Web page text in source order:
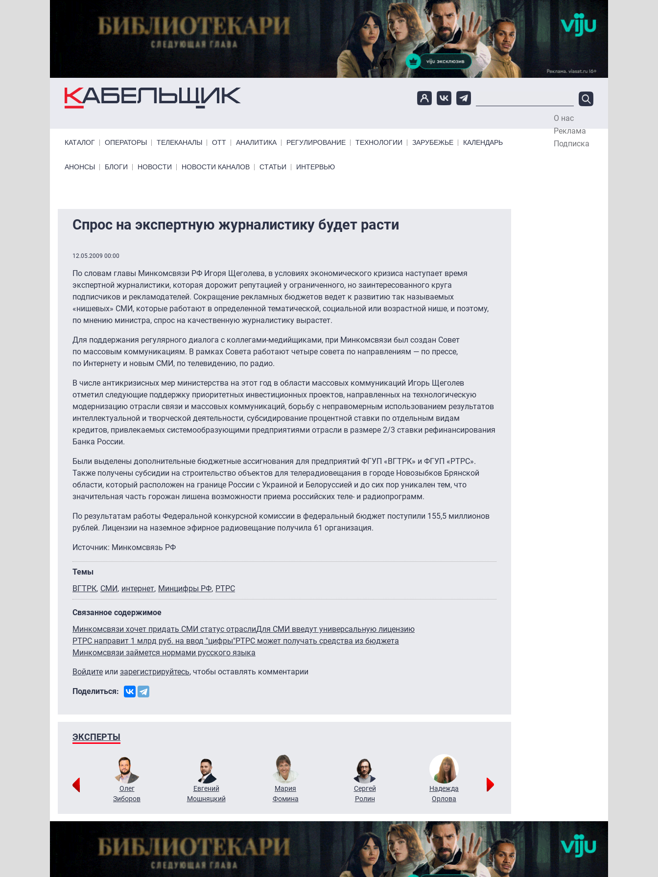
О нас
Реклама
Подписка
КАТАЛОГ ОПЕРАТОРЫ ТЕЛЕКАНАЛЫ ОТТ АНАЛИТИКА РЕГУЛИРОВАНИЕ ТЕХНОЛОГИИ ЗАРУБЕЖЬЕ КАЛЕНДАРЬ
Primary links bottom
АНОНСЫ БЛОГИ НОВОСТИ НОВОСТИ КАНАЛОВ СТАТЬИ ИНТЕРВЬЮ
Спрос на экспертную журналистику будет расти
12.05.2009 00:00
По словам главы Минкомсвязи РФ Игоря Щеголева, в условиях экономического кризиса наступает время
экспертной журналистики, которая дорожит репутацией у ограниченного, но заинтересованного круга
подписчиков и рекламодателей. Сокращение рекламных бюджетов ведет к развитию так называемых
«нишевых» СМИ, которые работают в определенной тематической, социальной или возрастной нише, и поэтому,
по мнению министра, спрос на качественную журналистику вырастет.
Для поддержания регулярного диалога с коллегами-медийщиками, при Минкомсвязи был создан Совет
по массовым коммуникациям. В рамках Совета работают четыре совета по направлениям — по прессе,
по Интернету и новым СМИ, по телевидению, по радио.
В числе антикризисных мер министерства на этот год в области массовых коммуникаций Игорь Щеголев
отметил следующие поддержку приоритетных инвестиционных проектов, направленных на технологическую
модернизацию отрасли связи и массовых коммуникаций, борьбу с неправомерным использованием результатов
интеллектуальной и творческой деятельности, субсидирование процентной ставки по отдельным видам
кредитов, привлекаемых системообразующими предприятиями отрасли в размере 2/3 ставки рефинансирования
Банка России.
Были выделены дополнительные бюджетные ассигнования для предприятий ФГУП «ВГТРК» и ФГУП «РТРС».
Также получены субсидии на строительство объектов для телерадиовещания в городе Новозыбков Брянской
области, который расположен на границе России с Украиной и Белоруссией и до сих пор уникален тем, что
значительная часть горожан лишена возможности приема российских теле- и радиопрограмм.
По результатам работы Федеральной конкурсной комиссии в федеральный бюджет поступили 155,5 миллионов
рублей. Лицензии на наземное эфирное радиовещание получила 61 организация.
Источник: Минкомсвязь РФ
Темы
ВГТРК СМИ интернет Минцифры РФ РТРС
Связанное содержимое
Минкомсвязи хочет придать СМИ статус отраслиДля СМИ введут универсальную лицензию
РТРС направит 1 млрд руб. на ввод "цифры"РТРС может получать средства из бюджета
Минкомсвязи займется нормами русского языка
Войдите или зарегистрируйтесь, чтобы оставлять комментарии
Поделиться:
ЭКСПЕРТЫ
Олег
Зиборов
Евгений
Мошняцкий
Мария
Фомина
Сергей
Ролин
Надежда
Орлова